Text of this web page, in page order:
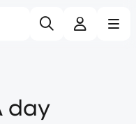
SearchLog in
day